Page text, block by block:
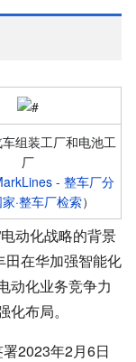
组装工厂和电池工
厂
- 整车厂分
·整车厂检索）
动化战略的背景
田在华加强智能化
动化业务竞争力
布局。
2023年2月6日